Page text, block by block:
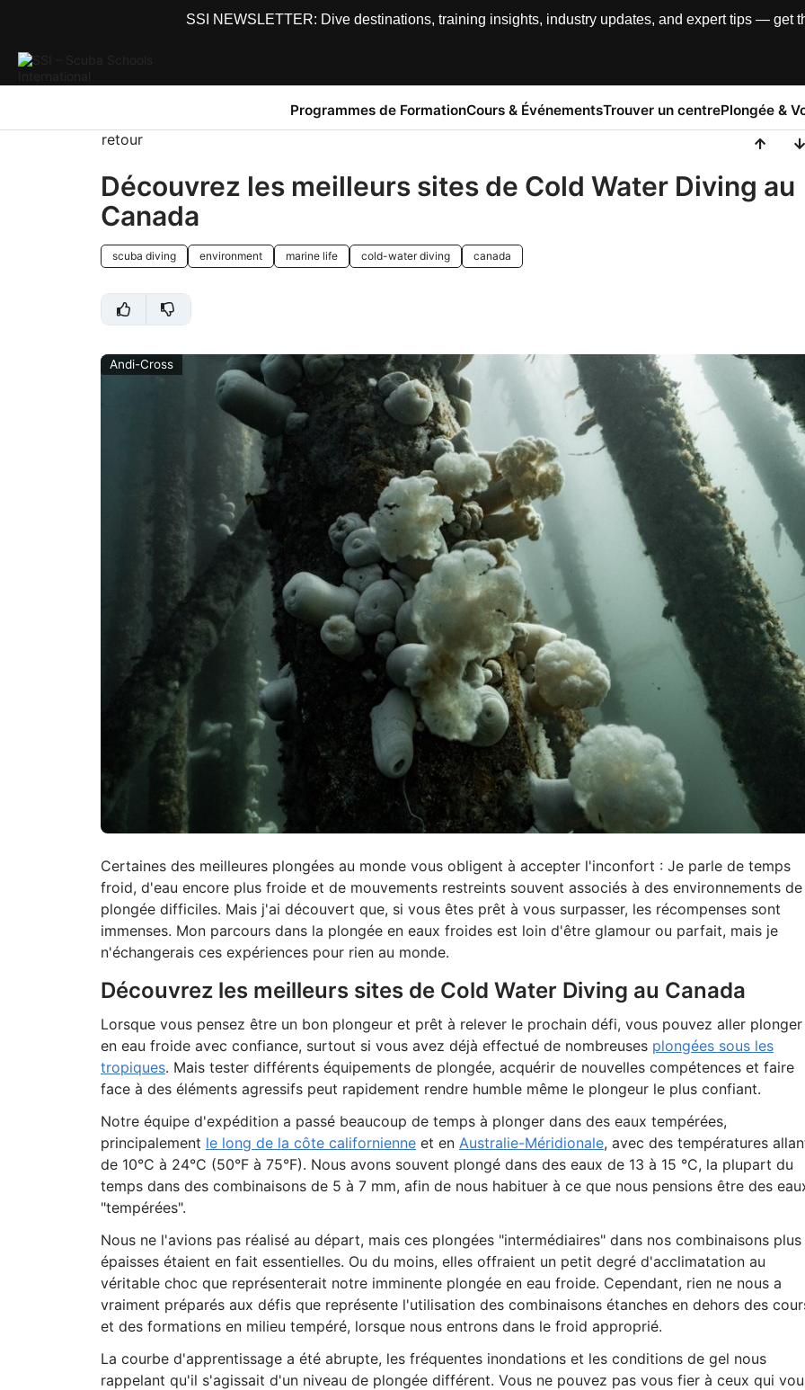
SSI NEWSLETTER: Dive destinations, training insights, industry updates, and expert tips — get
Programmes de FormationCours & ÉvénementsTrouver un centrePlongée &
retour
Découvrez les meilleurs sites de Cold Water Diving au
Canada
scuba diving environment marine life cold-water diving canada
Andi-Cross
Certaines des meilleures plongées au monde vous obligent à accepter l'inconfort : Je parle de temps
froid, d'eau encore plus froide et de mouvements restreints souvent associés à des environnements de
plongée difficiles. Mais j'ai découvert que, si vous êtes prêt à vous surpasser, les récompenses sont
immenses. Mon parcours dans la plongée en eaux froides est loin d'être glamour ou parfait, mais je
n'échangerais ces expériences pour rien au monde.
Découvrez les meilleurs sites de Cold Water Diving au Canada
Lorsque vous pensez être un bon plongeur et prêt à relever le prochain défi, vous pouvez aller plonger
en eau froide avec confiance, surtout si vous avez déjà effectué de nombreuses plongées sous les
tropiques. Mais tester différents équipements de plongée, acquérir de nouvelles compétences et faire
face à des éléments agressifs peut rapidement rendre humble même le plongeur le plus confiant.
Notre équipe d'expédition a passé beaucoup de temps à plonger dans des eaux tempérées,
principalement le long de la côte californienneet en Australie-Méridionale, avec des températures
de 10°C à 24°C (50°F à 75°F). Nous avons souvent plongé dans des eaux de 13 à 15 °C, la plupart du
temps dans des combinaisons de 5 à 7 mm, afin de nous habituer à ce que nous pensions être des
"tempérées".
Nous ne l'avions pas réalisé au départ, mais ces plongées "intermédiaires" dans nos combinaisons plus
épaisses étaient en fait essentielles. Ou du moins, elles offraient un petit degré d'acclimatation au
véritable choc que représenterait notre imminente plongée en eau froide. Cependant, rien ne nous a
vraiment préparés aux défis que représente l'utilisation des combinaisons étanches en dehors des
et des formations en milieu tempéré, lorsque nous entrons dans le froid approprié.
La courbe d'apprentissage a été abrupte, les fréquentes inondations et les conditions de gel nous
rappelant qu'il s'agissait d'un niveau de plongée différent. Vous ne pouvez pas vous fier à ceux qui